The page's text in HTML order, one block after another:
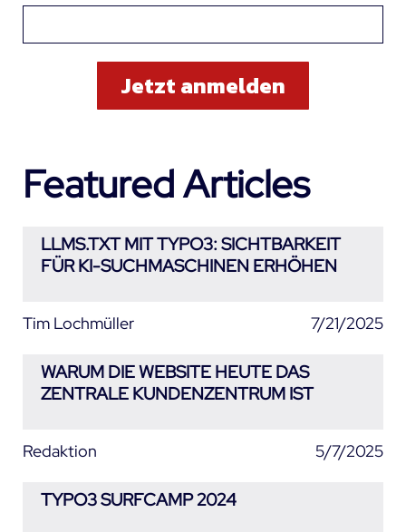
Featured Articles
LLMS.TXT MIT TYPO3: SICHTBARKEIT
FÜR KI-SUCHMASCHINEN ERHÖHEN
Tim Lochmüller 7/21/2025
WARUM DIE WEBSITE HEUTE DAS
ZENTRALE KUNDENZENTRUM IST
Redaktion 5/7/2025
TYPO3 SURFCAMP 2024